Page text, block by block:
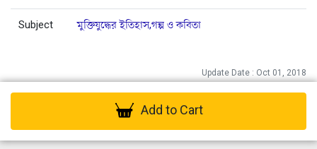
Subject মুক্তিযুদ্ধের ইতিহাস,গল্প ও কবিতা
Update Date : Oct 01, 2018
Add to Cart